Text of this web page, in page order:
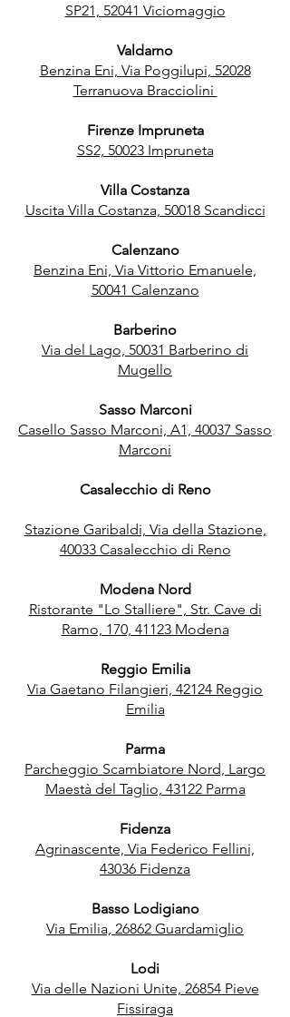
SP21, 52041 Viciomaggio
Valdarno
Benzina Eni, Via Poggilupi, 52028
Terranuova Bracciolini
Firenze Impruneta
SS2, 50023 Impruneta
Villa Costanza
Uscita Villa Costanza, 50018 Scandicci
Calenzano
Benzina Eni, Via Vittorio Emanuele,
50041 Calenzano
Barberino
Via del Lago, 50031 Barberino di
Mugello
Sasso Marconi
Casello Sasso Marconi, A1, 40037 Sasso
Marconi
Casalecchio di Reno
Stazione Garibaldi, Via della Stazione,
40033 Casalecchio di Reno
Modena Nord
Ristorante "Lo Stalliere", Str. Cave di
Ramo, 170, 41123 Modena
Reggio Emilia
Via Gaetano Filangieri, 42124 Reggio
Emilia
Parma
Parcheggio Scambiatore Nord, Largo
Maestà del Taglio, 43122 Parma
Fidenza
Agrinascente, Via Federico Fellini,
43036 Fidenza
Basso Lodigiano
Via Emilia, 26862 Guardamiglio
Lodi
Via delle Nazioni Unite, 26854 Pieve
Fissiraga